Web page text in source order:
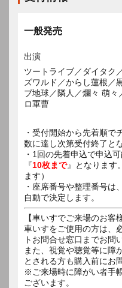
一般発売
出演
ツートライブ／ダイタク
ズワルド／からし蓮根／
ブ地球／隣人／爛々 萌
ロ軍曹
・受付開始から先着順で
数に達し次第受付終了と
・1回の先着申込で申込
『10枚まで』となります
ます）
・座席番号や整理番号は
自動で決定します。
【車いすでご来場のお客
車いすをご使用の方は、
トお問合せ窓口までお問
また、視覚や聴覚等に障
とされる方も購入前にお
※ご来場時に障がい者手
ございます。